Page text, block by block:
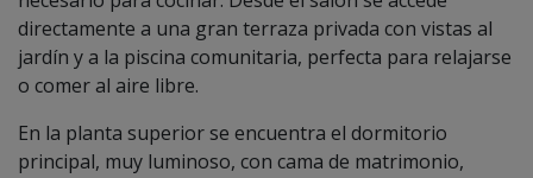
directamente a una gran terraza privada con vistas al
jardín y a la piscina comunitaria, perfecta para relajarse
o comer al aire libre.
En la planta superior se encuentra el dormitorio
principal, muy luminoso, con cama de matrimonio,